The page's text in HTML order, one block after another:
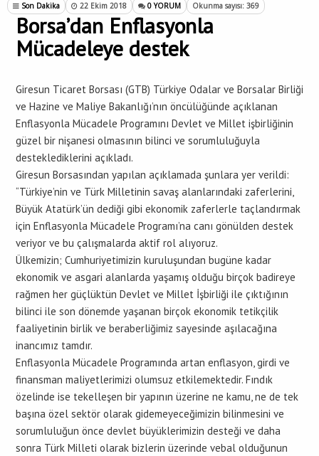
Son Dakika 22 Ekim 2018 0 YORUM Okunma sayısı: 369
Borsa’dan Enflasyonla
Mücadeleye destek
Giresun Ticaret Borsası (GTB) Türkiye Odalar ve Borsalar Birliği
ve Hazine ve Maliye Bakanlığı’nın öncülüğünde açıklanan
Enflasyonla Mücadele Programını Devlet ve Millet işbirliğinin
güzel bir nişanesi olmasının bilinci ve sorumluluğuyla
desteklediklerini açıkladı.
Giresun Borsasından yapılan açıklamada şunlara yer verildi:
“Türkiye’nin ve Türk Milletinin savaş alanlarındaki zaferlerini,
Büyük Atatürk’ün dediği gibi ekonomik zaferlerle taçlandırmak
için Enflasyonla Mücadele Programı’na canı gönülden destek
veriyor ve bu çalışmalarda aktif rol alıyoruz.
Ülkemizin; Cumhuriyetimizin kuruluşundan bugüne kadar
ekonomik ve asgari alanlarda yaşamış olduğu birçok badireye
rağmen her güçlüktün Devlet ve Millet İşbirliği ile çıktığının
bilinci ile son dönemde yaşanan birçok ekonomik tetikçilik
faaliyetinin birlik ve beraberliğimiz sayesinde aşılacağına
inancımız tamdır.
Enflasyonla Mücadele Programında artan enflasyon, girdi ve
finansman maliyetlerimizi olumsuz etkilemektedir. Fındık
özelinde ise tekelleşen bir yapının üzerine ne kamu, ne de tek
başına özel sektör olarak gidemeyeceğimizin bilinmesini ve
sorumluluğun önce devlet büyüklerimizin desteği ve daha
sonra Türk Milleti olarak bizlerin üzerinde vebal olduğunun